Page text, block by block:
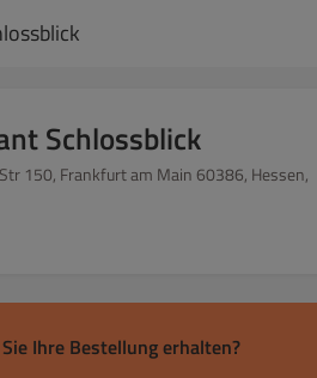
Schlossblick
150, Frankfurt am Main 60386, Hessen,
Ihre Bestellung erhalten?